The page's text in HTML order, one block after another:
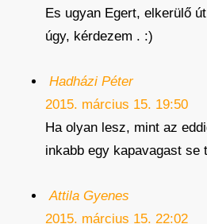
Es ugyan Egert, elkerülő
úgy, kérdezem . :)
Hadházi Péter
2015. március 15. 19:50
Ha olyan lesz, mint az
inkabb egy kapavagast se
Attila Gyenes
2015. március 15. 22:02